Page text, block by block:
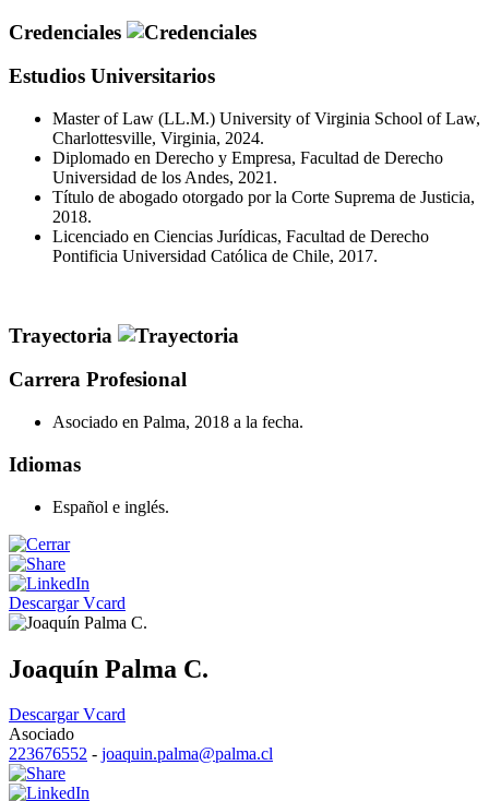
Credenciales
Estudios Universitarios
Master of Law (LL.M.) University of Virginia School of Law,
Charlottesville, Virginia, 2024.
Diplomado en Derecho y Empresa, Facultad de Derecho
Universidad de los Andes, 2021.
Título de abogado otorgado por la Corte Suprema de Justicia,
2018.
Licenciado en Ciencias Jurídicas, Facultad de Derecho
Pontificia Universidad Católica de Chile, 2017.
Trayectoria
Carrera Profesional
Asociado en Palma, 2018 a la fecha.
Idiomas
Español e inglés.
Descargar Vcard
Joaquín Palma C.
Descargar Vcard
Asociado
223676552 - joaquin.palma@palma.cl